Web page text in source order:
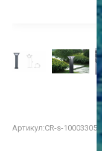
Артикул:CR-s-10003305